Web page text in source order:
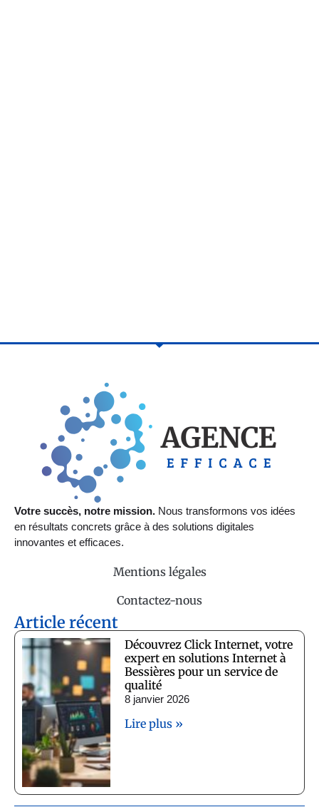
Votre succès, notre mission. Nous transformons vos idées
en résultats concrets grâce à des solutions digitales
innovantes et efficaces.
Mentions légales
Contactez-nous
Article récent
Découvrez Click Internet, votre
expert en solutions Internet à
Bessières pour un service de
qualité
8 janvier 2026
Lire plus »